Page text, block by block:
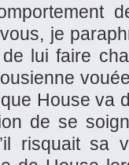
je
lui faire
House va
de se
risquait sa